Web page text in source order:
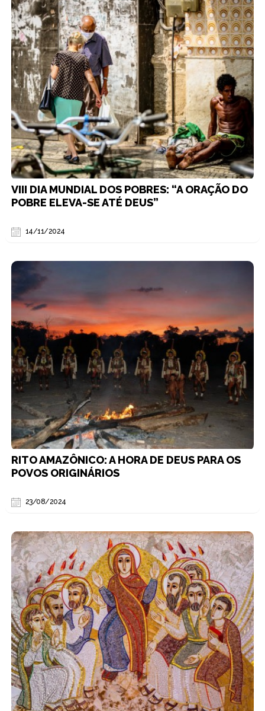
VIII DIA MUNDIAL DOS POBRES: “A ORAÇÃO DO
POBRE ELEVA-SE ATÉ DEUS”
14/11/2024
RITO AMAZÔNICO: A HORA DE DEUS PARA OS
POVOS ORIGINÁRIOS
23/08/2024